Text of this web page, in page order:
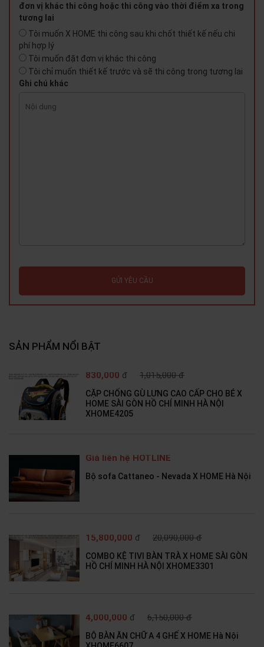
đơn vị khác thi công hoặc thi công vào thời điểm xa trong
tương lai
Tôi muốn X HOME thi công sau khi chốt thiết kế nếu chi
phí hợp lý
Tôi muốn đặt đơn vị khác thi công
Tôi chỉ muốn thiết kế trước và sẽ thi công trong tương lai
Ghi chú khác
GỬI YÊU CẦU
SẢN PHẨM NỔI BẬT
830,000 đ 1,015,000 đ
CẶP CHỐNG GÙ LƯNG CAO CẤP CHO BÉ X
HOME SÀI GÒN HỒ CHÍ MINH HÀ NỘI
XHOME4205
Giá liên hệ HOTLINE
Bộ sofa Cattaneo - Nevada X HOME Hà Nội
15,800,000 đ 20,090,000 đ
COMBO KỆ TIVI BÀN TRÀ X HOME SÀI GÒN
HỒ CHÍ MINH HÀ NỘI XHOME3301
4,000,000 đ 6,150,000 đ
BỘ BÀN ĂN CHỮ A 4 GHẾ X HOME Hà Nội